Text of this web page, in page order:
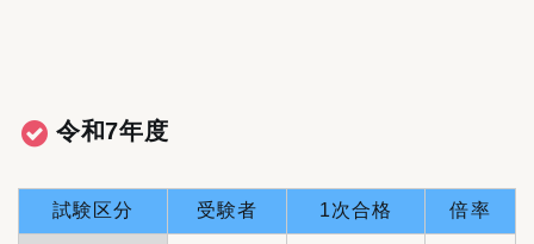
令和7年度
試験区分 受験者 1次合格 倍率